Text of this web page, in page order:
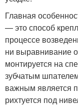
Главная
— это способ
процессе
ни выравнивание
монтируется на
зубчатым
важным является
рихтуется под